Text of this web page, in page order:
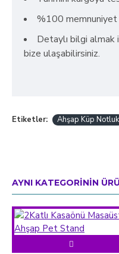
%100 memnuniyet
Detaylı bilgi almak
bize ulaşabilirsiniz.
Etiketler: Ahşap Küp Notluk
AYNI KATEGORININ